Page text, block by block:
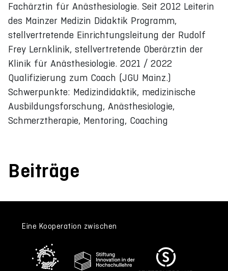
Fachärztin für Anästhesiologie. Seit 2012 Leiterin
des Mainzer Medizin Didaktik Programm,
stellvertretende Einrichtungsleitung der Rudolf
Frey Lernklinik, stellvertretende Oberärztin der
Klinik für Anästhesiologie. 2021 / 2022
Qualifizierung zum Coach (JGU Mainz.)
Schwerpunkte: Medizindidaktik, medizinische
Ausbildungsforschung, Anästhesiologie,
Schmerztherapie, Mentoring, Coaching
Beiträge
Eine Kooperation zwischen